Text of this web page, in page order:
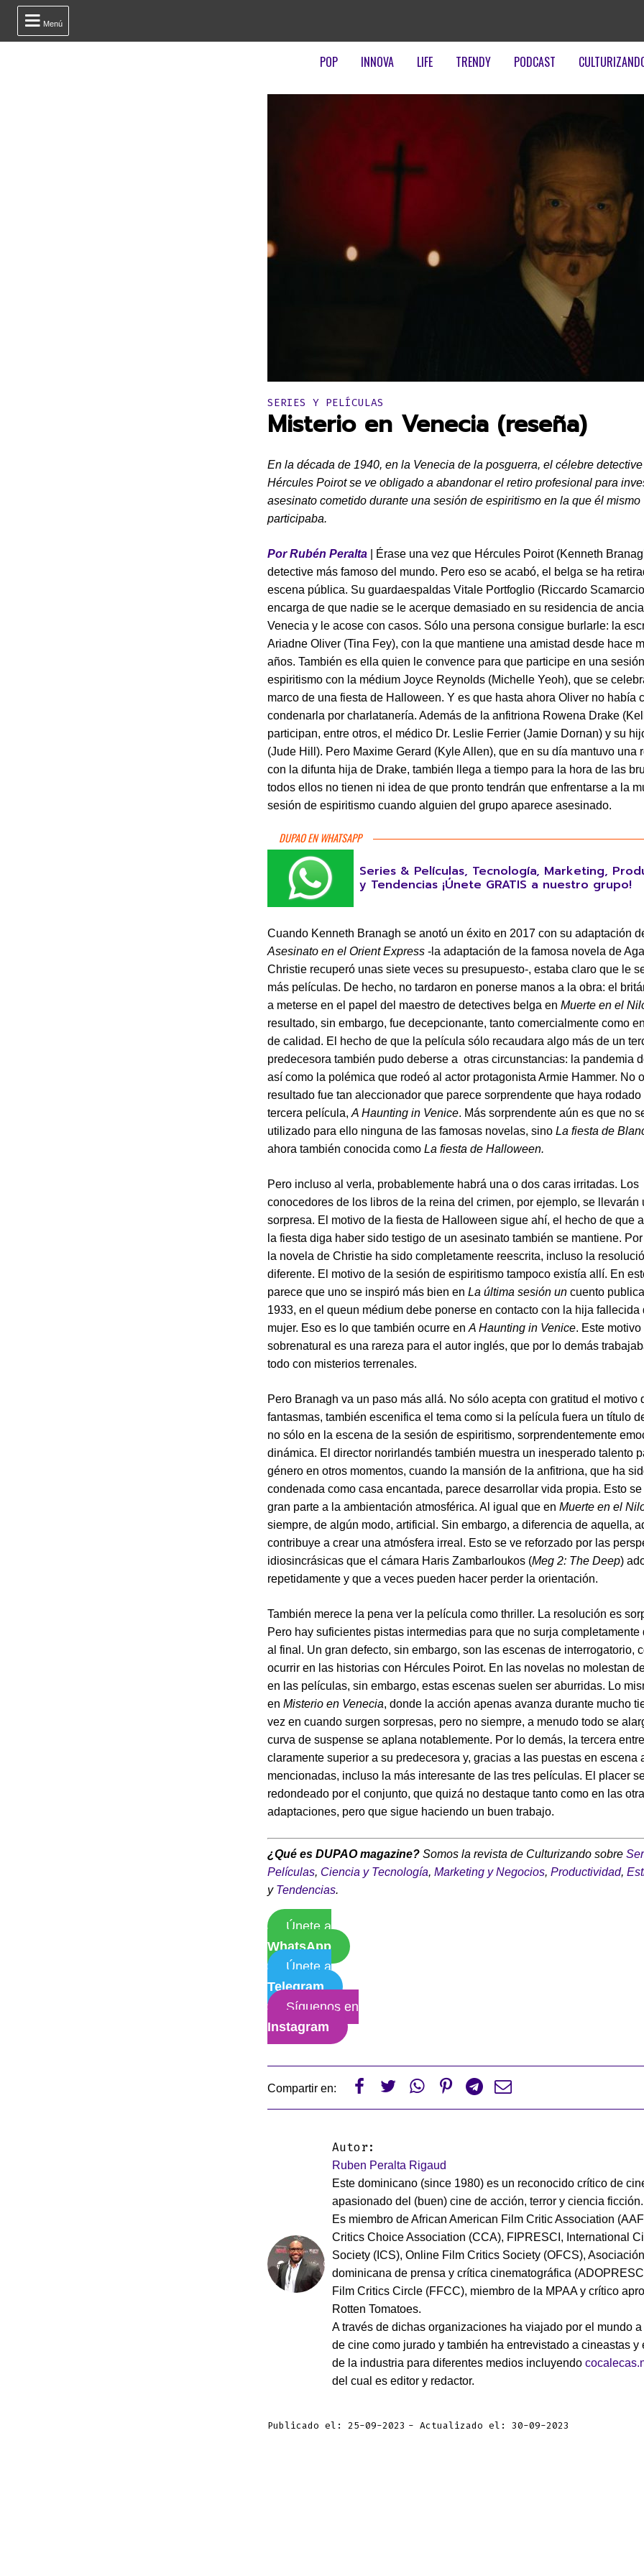
 Menú
POP INNOVA LIFE TRENDY PODCAST
Publicado en:
SERIES Y PELÍCULAS
Misterio en Venecia (reseña)
En la década de 1940, en la Venecia de la posguerra, el célebre
Hércules Poirot se ve obligado a abandonar el retiro profesional para
asesinato cometido durante una sesión de espiritismo en la que él mismo
participaba.
Por Rubén Peralta | Érase una vez que Hércules Poirot (Kenneth
detective más famoso del mundo. Pero eso se acabó, el belga se ha
escena pública. Su guardaespaldas Vitale Portfoglio (Riccardo
encarga de que nadie se le acerque demasiado en su residencia de
Venecia y le acose con casos. Sólo una persona consigue burlarle: la
Ariadne Oliver (Tina Fey), con la que mantiene una amistad desde hace
años. También es ella quien le convence para que participe en una
espiritismo con la médium Joyce Reynolds (Michelle Yeoh), que se
marco de una fiesta de Halloween. Y es que hasta ahora Oliver no había
condenarla por charlatanería. Además de la anfitriona Rowena Drake
participan, entre otros, el médico Dr. Leslie Ferrier (Jamie Dornan) y su
(Jude Hill). Pero Maxime Gerard (Kyle Allen), que en su día mantuvo una
con la difunta hija de Drake, también llega a tiempo para la hora de las
todos ellos no tienen ni idea de que pronto tendrán que enfrentarse a la
sesión de espiritismo cuando alguien del grupo aparece asesinado.
DUPAO EN WHATSAPP
Series & Películas, Tecnología, Marketing,
y Tendencias ¡Únete GRATIS a nuestro grupo!
Cuando Kenneth Branagh se anotó un éxito en 2017 con su adaptación
Asesinato en el Orient Express -la adaptación de la famosa novela de
Christie recuperó unas siete veces su presupuesto-, estaba claro que le
más películas. De hecho, no tardaron en ponerse manos a la obra: el
a meterse en el papel del maestro de detectives belga en Muerte en el
resultado, sin embargo, fue decepcionante, tanto comercialmente como
de calidad. El hecho de que la película sólo recaudara algo más de un
predecesora también pudo deberse a otras circunstancias: la pandemia
así como la polémica que rodeó al actor protagonista Armie Hammer. No
resultado fue tan aleccionador que parece sorprendente que haya rodado
tercera película, A Haunting in Venice. Más sorprendente aún es que no
utilizado para ello ninguna de las famosas novelas, sino La fiesta de
ahora también conocida como La fiesta de Halloween.
Pero incluso al verla, probablemente habrá una o dos caras irritadas. Los
conocedores de los libros de la reina del crimen, por ejemplo, se llevarán
sorpresa. El motivo de la fiesta de Halloween sigue ahí, el hecho de que
la fiesta diga haber sido testigo de un asesinato también se mantiene.
la novela de Christie ha sido completamente reescrita, incluso la
diferente. El motivo de la sesión de espiritismo tampoco existía allí. En
parece que uno se inspiró más bien en La última sesión un cuento
1933, en el queun médium debe ponerse en contacto con la hija fallecida
mujer. Eso es lo que también ocurre en A Haunting in Venice. Este motivo
sobrenatural es una rareza para el autor inglés, que por lo demás
todo con misterios terrenales.
Pero Branagh va un paso más allá. No sólo acepta con gratitud el motivo
fantasmas, también escenifica el tema como si la película fuera un título
no sólo en la escena de la sesión de espiritismo, sorprendentemente
dinámica. El director norirlandés también muestra un inesperado talento
género en otros momentos, cuando la mansión de la anfitriona, que ha
condenada como casa encantada, parece desarrollar vida propia. Esto
gran parte a la ambientación atmosférica. Al igual que en Muerte en el
siempre, de algún modo, artificial. Sin embargo, a diferencia de aquella,
contribuye a crear una atmósfera irreal. Esto se ve reforzado por las
idiosincrásicas que el cámara Haris Zambarloukos (Meg 2: The Deep)
repetidamente y que a veces pueden hacer perder la orientación.
También merece la pena ver la película como thriller. La resolución es
Pero hay suficientes pistas intermedias para que no surja completamente
al final. Un gran defecto, sin embargo, son las escenas de interrogatorio,
ocurrir en las historias con Hércules Poirot. En las novelas no molestan
en las películas, sin embargo, estas escenas suelen ser aburridas. Lo
en Misterio en Venecia, donde la acción apenas avanza durante mucho
vez en cuando surgen sorpresas, pero no siempre, a menudo todo se
curva de suspense se aplana notablemente. Por lo demás, la tercera
claramente superior a su predecesora y, gracias a las puestas en escena
mencionadas, incluso la más interesante de las tres películas. El placer
redondeado por el conjunto, que quizá no destaque tanto como en las
adaptaciones, pero que sigue haciendo un buen trabajo.
¿Qué es DUPAO magazine? Somos la revista de Culturizando sobre
Películas, Ciencia y Tecnología, Marketing y Negocios, Productividad,
y Tendencias.
Únete a
WhatsApp
Únete a
Telegram
Síguenos en
Instagram
Compartir en:      
Autor:
Ruben Peralta Rigaud
Este dominicano (since 1980) es un reconocido crítico de
apasionado del (buen) cine de acción, terror y ciencia ficción.
Es miembro de African American Film Critic Association
Critics Choice Association (CCA), FIPRESCI, International
Society (ICS), Online Film Critics Society (OFCS), Asociación
dominicana de prensa y crítica cinematográfica
Film Critics Circle (FFCC), miembro de la MPAA y crítico
Rotten Tomatoes.
A través de dichas organizaciones ha viajado por el mundo
de cine como jurado y también ha entrevistado a cineastas y
de la industria para diferentes medios incluyendo
del cual es editor y redactor.
Publicado el: 25-09-2023 Actualizado el: 30-09-2023